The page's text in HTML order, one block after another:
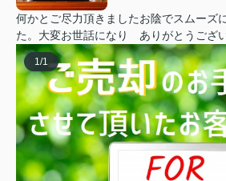
何かとご尽力頂きましたお陰でスムーズ
た。大変お世話になり ありがとうござい
1/1